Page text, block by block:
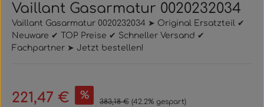
Vaillant Gasarmatur 0020232034
Vaillant Gasarmatur 0020232034 ➤ Original Ersatzteil ✔
Neuware ✔ TOP Preise ✔ Schneller Versand ✔
Fachpartner ➤ Jetzt bestellen!
Verkaufspreis:
221,47 € % Regulärer Preis:
383,18 € (42.2% gespart)